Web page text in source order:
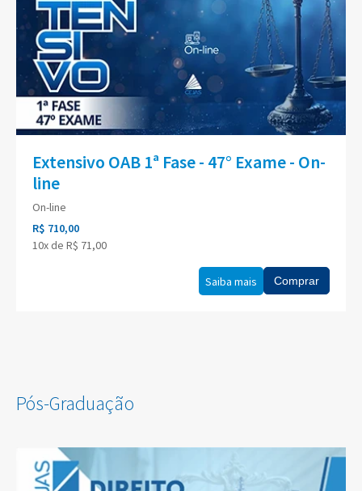
Extensivo OAB 1ª Fase - 47° Exame - On-
line
On-line
R$ 710,00
10x de R$ 71,00
Saiba mais Comprar
Pós-Graduação